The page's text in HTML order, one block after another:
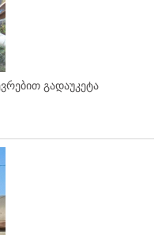
გადაუკეტა